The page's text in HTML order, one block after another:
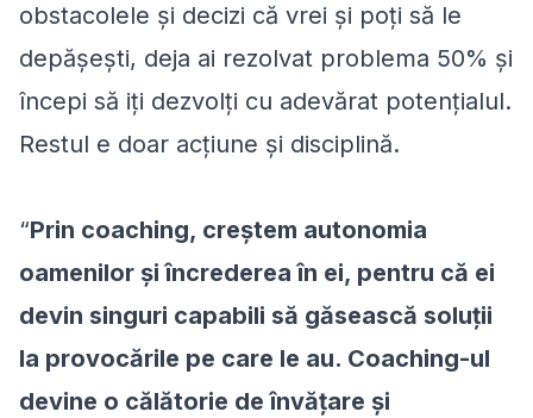
obstacolele și decizi că vrei și poți să le
depășești, deja ai rezolvat problema 50% și
începi să iți dezvolți cu adevărat potențialul.
Restul e doar acțiune și disciplină.
“Prin coaching, creștem autonomia
oamenilor și încrederea în ei, pentru că ei
devin singuri capabili să găsească soluții
la provocările pe care le au. Coaching-ul
devine o călătorie de învățare și